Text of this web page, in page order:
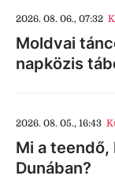
2026. 08. 06., 07:32
Moldvai
napközis
2026. 08. 05., 16:43
Mi a
Dunában?